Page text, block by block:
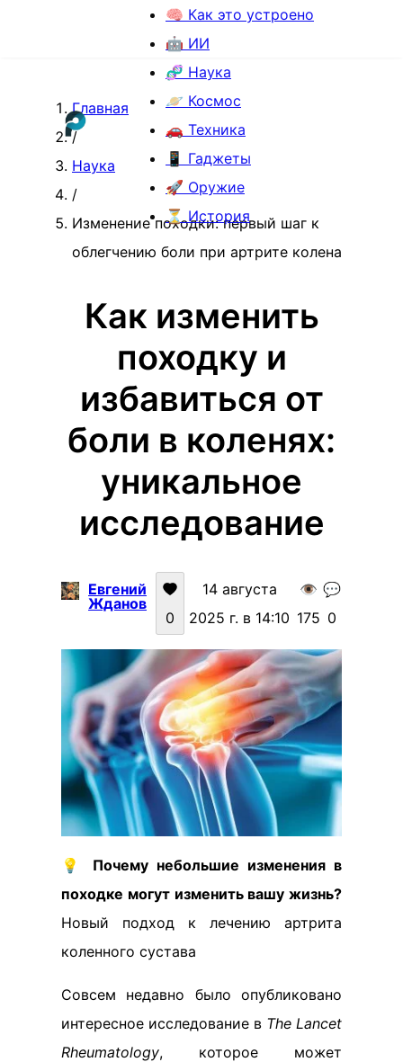
🧠 Как это устроено
🤖 ИИ
🧬 Наука
🪐 Космос
🚗 Техника
📱 Гаджеты
🚀 Оружие
⏳ История
Главная
/
Наука
/
Изменение походки: первый шаг к
облегчению боли при артрите колена
Как изменить
походку и
избавиться от
боли в коленях:
уникальное
исследование
Евгений
Жданов
0
14 августа
2025 г. в 14:10
👁️
175
💬
0
💡 Почему небольшие изменения в
походке могут изменить вашу жизнь?
Новый подход к лечению артрита
коленного сустава
Совсем недавно было опубликовано
интересное исследование в The Lancet
Rheumatology, которое может